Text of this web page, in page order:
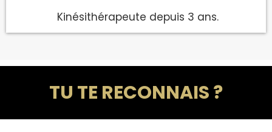
Kinésithérapeute depuis 3 ans.
TU TE RECONNAIS ?